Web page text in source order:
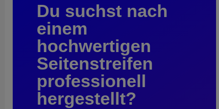
Du suchst nach
einem
hochwertigen
Seitenstreifen
professionell
hergestellt?